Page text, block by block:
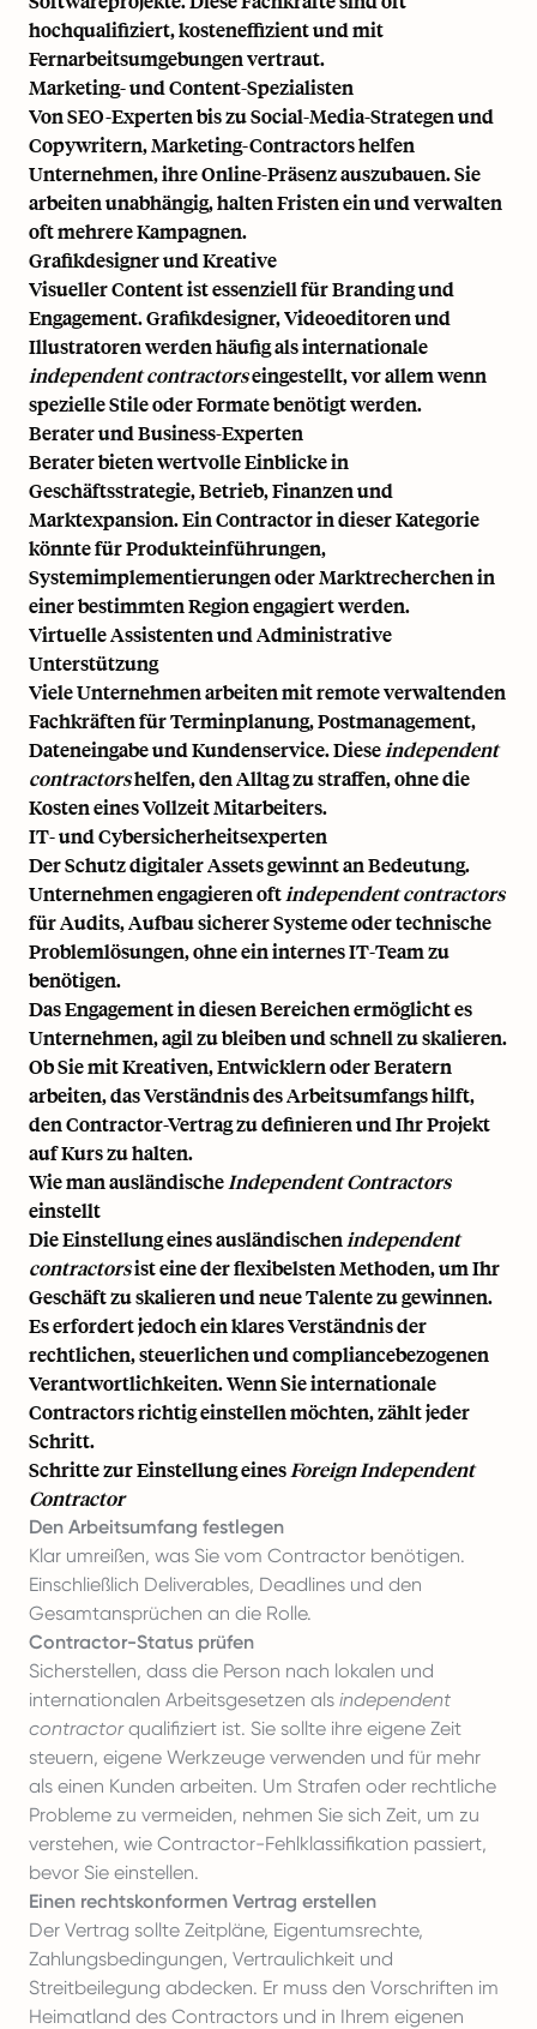
hochqualifiziert, kosteneffizient und mit
Fernarbeitsumgebungen vertraut.
Marketing- und Content-Spezialisten
Von SEO-Experten bis zu Social-Media-Strategen und
Copywritern, Marketing-Contractors helfen
Unternehmen, ihre Online-Präsenz auszubauen. Sie
arbeiten unabhängig, halten Fristen ein und verwalten
oft mehrere Kampagnen.
Grafikdesigner und Kreative
Visueller Content ist essenziell für Branding und
Engagement. Grafikdesigner, Videoeditoren und
Illustratoren werden häufig als internationale
independent contractorseingestellt, vor allem wenn
spezielle Stile oder Formate benötigt werden.
Berater und Business-Experten
Berater bieten wertvolle Einblicke in
Geschäftsstrategie, Betrieb, Finanzen und
Marktexpansion. Ein Contractor in dieser Kategorie
könnte für Produkteinführungen,
Systemimplementierungen oder Marktrecherchen in
einer bestimmten Region engagiert werden.
Virtuelle Assistenten und Administrative
Unterstützung
Viele Unternehmen arbeiten mit remote verwaltenden
Fachkräften für Terminplanung, Postmanagement,
Dateneingabe und Kundenservice. Dieseindependent
contractorshelfen, den Alltag zu straffen, ohne die
Kosten eines Vollzeit Mitarbeiters.
IT- und Cybersicherheitsexperten
Der Schutz digitaler Assets gewinnt an Bedeutung.
Unternehmen engagieren oftindependent contractors
für Audits, Aufbau sicherer Systeme oder technische
Problemlösungen, ohne ein internes IT-Team zu
benötigen.
Das Engagement in diesen Bereichen ermöglicht es
Unternehmen, agil zu bleiben und schnell zu skalieren.
Ob Sie mit Kreativen, Entwicklern oder Beratern
arbeiten, das Verständnis des Arbeitsumfangs hilft,
den Contractor-Vertrag zu definieren und Ihr Projekt
auf Kurs zu halten.
Wie man ausländische Independent Contractors
einstellt
Die Einstellung eines ausländischen independent
contractorsist eine der flexibelsten Methoden, um Ihr
Geschäft zu skalieren und neue Talente zu gewinnen.
Es erfordert jedoch ein klares Verständnis der
rechtlichen, steuerlichen und compliancebezogenen
Verantwortlichkeiten. Wenn Sie internationale
Contractors richtig einstellen möchten, zählt jeder
Schritt.
Schritte zur Einstellung eines Foreign Independent
Contractor
Den Arbeitsumfang festlegen
Klar umreißen, was Sie vom Contractor benötigen.
Einschließlich Deliverables, Deadlines und den
Gesamtansprüchen an die Rolle.
Contractor-Status prüfen
Sicherstellen, dass die Person nach lokalen und
internationalen Arbeitsgesetzen als independent
contractorqualifiziert ist. Sie sollte ihre eigene Zeit
steuern, eigene Werkzeuge verwenden und für mehr
als einen Kunden arbeiten. Um Strafen oder rechtliche
Probleme zu vermeiden, nehmen Sie sich Zeit, um zu
verstehen, wie Contractor-Fehlklassifikation passiert,
bevor Sie einstellen.
Einen rechtskonformen Vertrag erstellen
Der Vertrag sollte Zeitpläne, Eigentumsrechte,
Zahlungsbedingungen, Vertraulichkeit und
Streitbeilegung abdecken. Er muss den Vorschriften im
Heimatland des Contractors und in Ihrem eigenen